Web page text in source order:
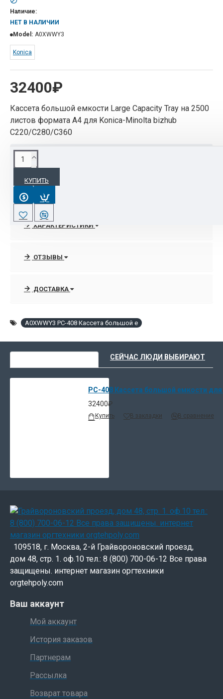
32400₽
Наличие:
НЕТ В НАЛИЧИИ
Model: A0XWWY3
Konica
Кассета большой емкости Large Capacity Tray на 2500
листов формата А4 для Konica-Minolta bizhub
C220/C280/C360
КУПИТЬ
ОПИСАНИЕ
Кассета большой емкости Large Capacity Tray на
2500 листов формата А4 для Konica-Minolta bizhub
C220/C280/C360
ХАРАКТЕРИСТИКИ
ОТЗЫВЫ
ДОСТАВКА
A0XWWY3 PC-408 Кассета большой е
СЕЙЧАС ЛЮДИ ВЫБИРАЮТ
PC-408 Кассета большой емкости
32400₽
Купить В закладки В сравнение
109518, г. Москва, 2-й Грайвороновский проезд,
дом 48, стр. 1. оф.10 тел.: 8 (800) 700-06-12 Все права
защищены. интернет магазин оргтехники
orgtehpoly.com
Ваш аккаунт
Мой аккаунт
История заказов
Партнерам
Рассылка
Возврат товара